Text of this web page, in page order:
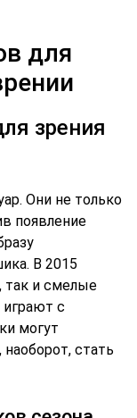
для
зрения
Они не только
появление
В 2015
так и смелые
с
могут
стать